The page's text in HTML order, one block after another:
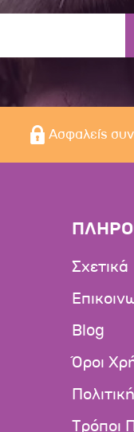
Ασφαλείς
Σχετικά
Blog
Όροι
Τρόποι